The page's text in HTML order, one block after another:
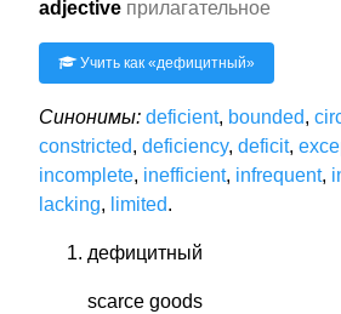
adjective прилагательное
Учить как «дефицитный»
Синонимы: deficient, bounded,
constricted, deficiency, deficit,
incomplete, inefficient, infrequent,
lacking, limited.
дефицитный
scarce goods